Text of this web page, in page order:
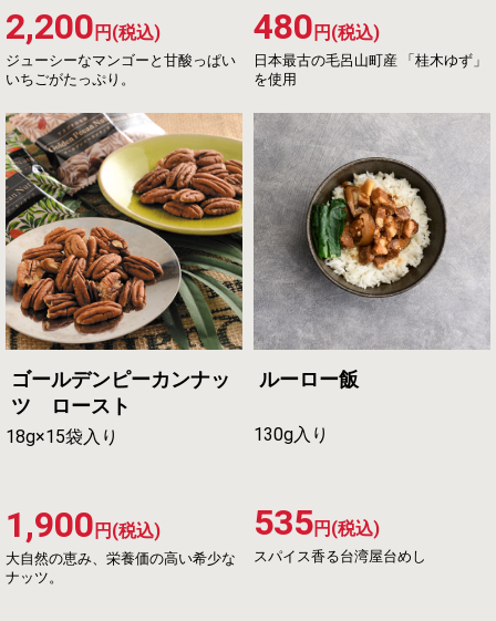
ジューシーなマンゴーと甘酸っぱい
いちごがたっぷり。
2,200 円(税込)
日本最古の毛呂山町産 「桂木ゆず」
を使用
480 円(税込)
ゴールデンピーカンナッ
ツ ロースト
18g×15袋入り
大自然の恵み、栄養価の高い希少な
ナッツ。
1,900 円(税込)
ルーロー飯
130g入り
スパイス香る台湾屋台めし
535円(税込)